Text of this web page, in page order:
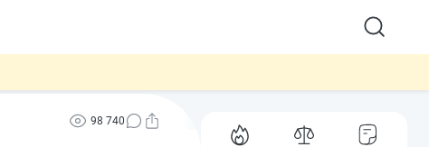
98 740